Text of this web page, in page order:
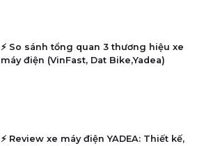
⚡ So sánh tổng quan 3 thương hiệu xe
máy điện (VinFast, Dat Bike,Yadea)
⚡ Review xe máy điện YADEA: Thiết kế,